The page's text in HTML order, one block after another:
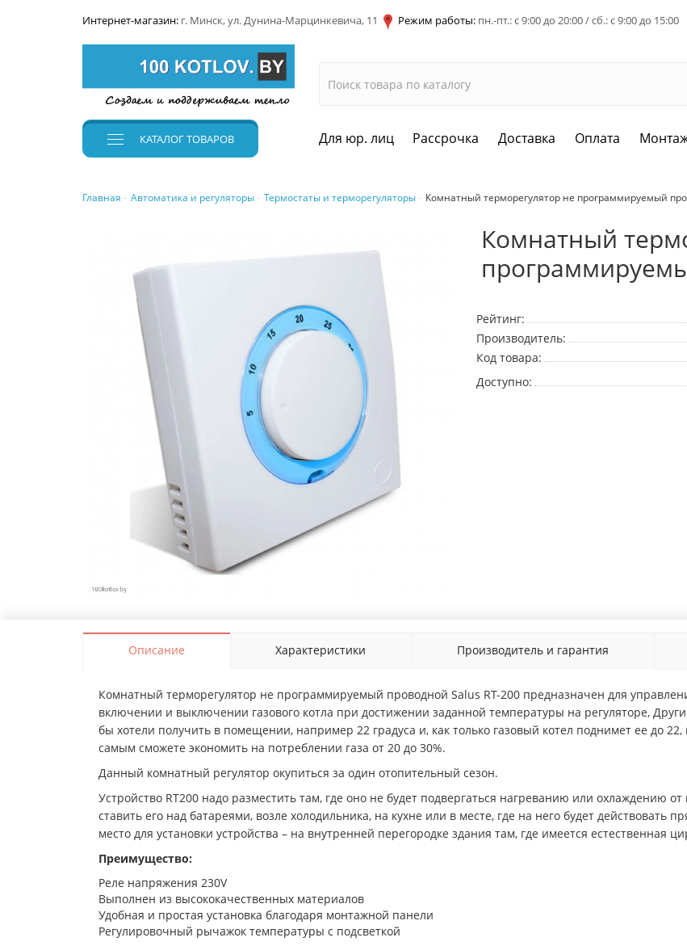
Интернет-магазин: г. Минск, ул. Дунина-Марцинкевича, 11 Режим работы: пн.-пт.: с 9:00 до 20:00 / сб.: с 9:00 до 15:00
КАТАЛОГТОВАРОВ Для юр. лиц Рассрочка Доставка Оплата
Главная Автоматика и регуляторы Термостаты и терморегуляторы Комнатный терморегулятор не программируемый
Комнатный
Рейтинг:
Производитель:
Код товара:
Доступно:
Описание Характеристики Производитель и гарантия
Комнатный терморегулятор не программируемый проводной Salus RT-200 предназначен для
включении и выключении газового котла при достижении заданной температуры на регуляторе,
бы хотели получить в помещении, например 22 градуса и, как только газовый котел поднимет ее до
самым сможете экономить на потреблении газа от 20 до 30%.
Данный комнатный регулятор окупиться за один отопительный сезон.
Устройство RT200 надо разместить там, где оно не будет подвергаться нагреванию или охлаждению
ставить его над батареями, возле холодильника, на кухне или в месте, где на него будет
место для установки устройства – на внутренней перегородке здания там, где имеется естественная
Преимущество:
Реле напряжения 230V
Выполнен из высококачественных материалов
Удобная и простая установка благодаря монтажной панели
Регулировочный рычажок температуры с подсветкой